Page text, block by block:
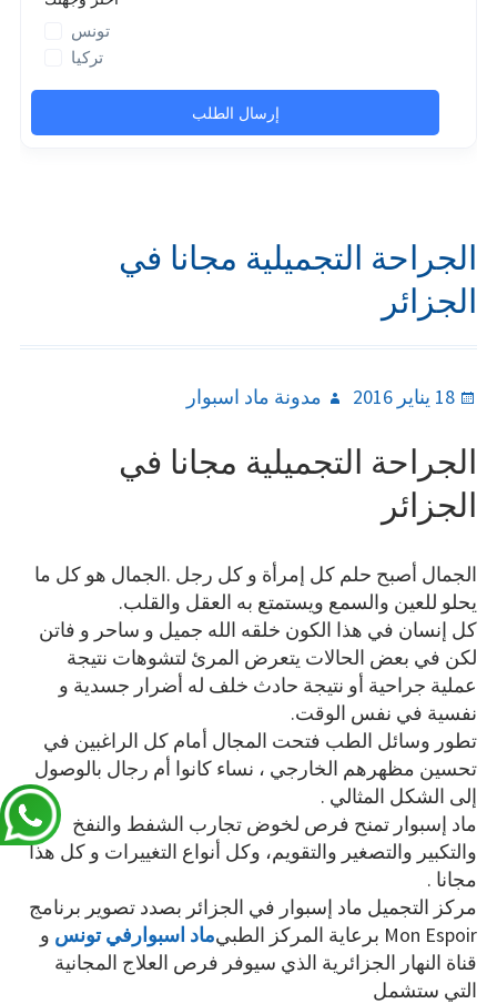
الجراحة التجميلية مجانا في
الجزائر
Posted
18 يناير 2016 Author
مدونة ماد اسبوار
الجراحة التجميلية مجانا في
الجزائر
الجمال أصبح حلم كل إمرأة و كل رجل .الجمال هو كل ما
يحلو للعين والسمع ويستمتع به العقل والقلب.
كل إنسان في هذا الكون خلقه الله جميل و ساحر و فاتن
لكن في بعض الحالات يتعرض المرئ لتشوهات نتيجة
عملية جراحية أو نتيجة حادث خلف له أضرار جسدية و
نفسية في نفس الوقت.
تطور وسائل الطب فتحت المجال أمام كل الراغبين في
تحسين مظهرهم الخارجي ، نساء كانوا أم رجال بالوصول
إلى الشكل المثالي .
ماد إسبوار تمنح فرص لخوض تجارب الشفط والنفخ
والتكبير والتصغير والتقويم، وكل أنواع التغييرات و كل هذا
مجانا .
مركز التجميل ماد إسبوار في الجزائر بصدد تصوير برنامج
Mon Espoir برعاية المركز الطبي
ماد اسبوارفي تونس و
قناة النهار الجزائرية الذي سيوفر فرص العلاج المجانية
التي ستشمل